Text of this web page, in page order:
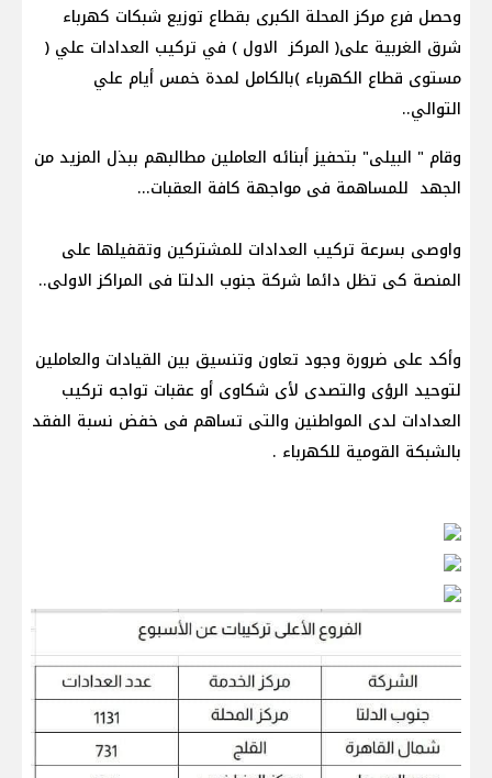
وحصل فرع مركز المحلة الكبرى بقطاع توزيع شبكات كهرباء
شرق الغربية على( المركز الاول ) في تركيب العدادات علي (
مستوى قطاع الكهرباء )بالكامل لمدة خمس أيام علي
التوالي..
وقام " البيلى" بتحفيز أبنائه العاملين مطالبهم ببذل المزيد من
الجهد للمساهمة فى مواجهة كافة العقبات...
واوصى بسرعة تركيب العدادات للمشتركين وتقفيلها على
المنصة كى تظل دائما شركة جنوب الدلتا فى المراكز الاولى..
وأكد على ضرورة وجود تعاون وتنسيق بين القيادات والعاملين
لتوحيد الرؤى والتصدى لأى شكاوى أو عقبات تواجه تركيب
العدادات لدى المواطنين والتى تساهم فى خفض نسبة الفقد
بالشبكة القومية للكهرباء .